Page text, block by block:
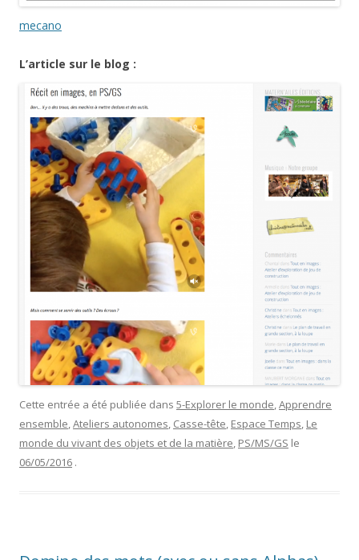
mecano
L’article sur le blog :
Cette entrée a été publiée dans 5-Explorer le monde,Apprendre
ensemble,Ateliers autonomes, Casse-tête, Espace Temps, Le
monde du vivant des objets et de la matière, PS/MS/GS le
06/05/2016 .